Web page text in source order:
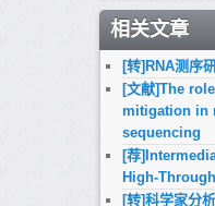
相关文章
[转]RNA测序
[文献]The
mitigation in
sequencing
[荐
High-
[转]科学家分